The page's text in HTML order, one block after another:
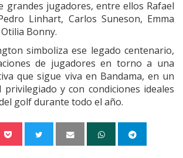
grandes jugadores, entre ellos Rafael
Linhart, Carlos Suneson, Emma
Bonny.
simboliza ese legado centenario,
de jugadores en torno a una
que sigue viva en Bandama, en un
y con condiciones ideales
golf durante todo el año.